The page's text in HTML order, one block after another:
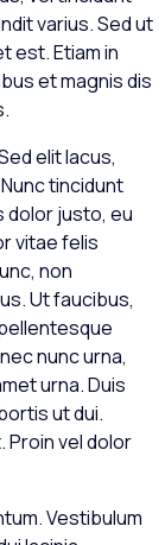
varius. Sed ut
est. Etiam in
et magnis dis
elit lacus,
tincidunt
dolor justo, eu
vitae felis
non
Ut faucibus,
nunc urna,
urna. Duis
ut dui.
Proin vel dolor
Vestibulum